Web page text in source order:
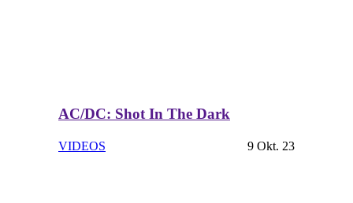
AC/DC: Shot In The Dark
VIDEOS 9 Okt. 23